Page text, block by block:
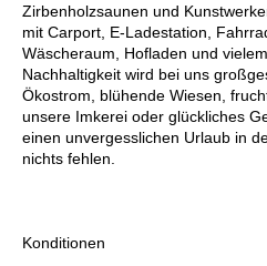
Zirbenholzsaunen und
mit Carport, E-Ladestation,
Wäscheraum, Hofladen und
Nachhaltigkeit wird bei uns
Ökostrom, blühende Wiesen,
unsere Imkerei oder glückliches
einen unvergesslichen Urlaub in
nichts fehlen.
Konditionen